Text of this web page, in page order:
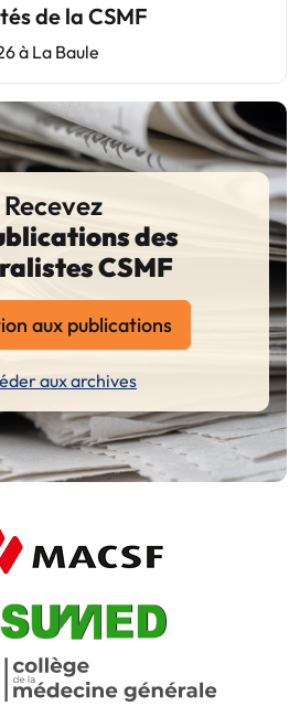
de la CSMF
à La Baule
Recevez
des
CSMF
aux publications
aux archives